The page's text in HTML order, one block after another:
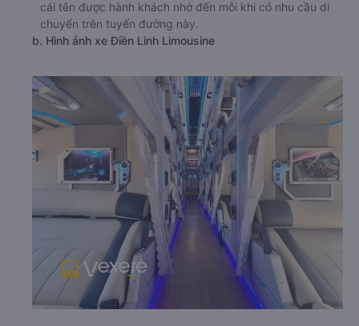
cái tên được hành khách nhớ đến mỗi khi có nhu cầu di
chuyển trên tuyến đường này.
b. Hình ảnh xe Điền Linh Limousine